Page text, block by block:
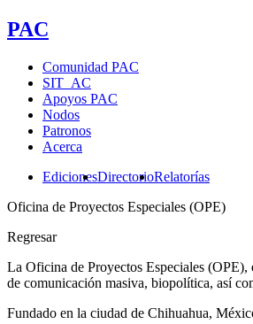
PAC
Comunidad PAC
SIT_AC
Apoyos PAC
Nodos
Patronos
Acerca
EdicionesDirectorioRelatorías
Oficina de Proyectos Especiales (OPE)
Regresar
La Oficina de Proyectos Especiales (OPE),
de comunicación masiva, biopolítica, así
Fundado en la ciudad de Chihuahua,